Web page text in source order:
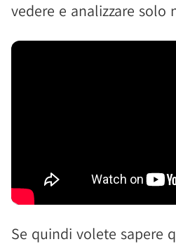
vedere e analizzare solo
Se quindi volete sapere